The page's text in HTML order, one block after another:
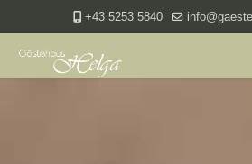
+43 5253 5840